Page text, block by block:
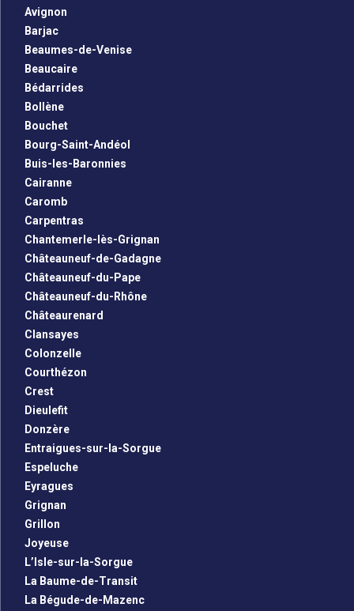
Avignon
Barjac
Beaumes-de-Venise
Beaucaire
Bédarrides
Bollène
Bouchet
Bourg-Saint-Andéol
Buis-les-Baronnies
Cairanne
Caromb
Carpentras
Chantemerle-lès-Grignan
Châteauneuf-de-Gadagne
Châteauneuf-du-Pape
Châteauneuf-du-Rhône
Châteaurenard
Clansayes
Colonzelle
Courthézon
Crest
Dieulefit
Donzère
Entraigues-sur-la-Sorgue
Espeluche
Eyragues
Grignan
Grillon
Joyeuse
L’Isle-sur-la-Sorgue
La Baume-de-Transit
La Bégude-de-Mazenc